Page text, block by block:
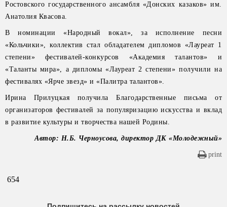
Ростовского государственного ансамбля «Донских казаков» им.
Анатолия Квасова.
В номинации «Народный вокал», за исполнение песни
«Кольчики», коллектив стал обладателем дипломов «Лауреат 1
степени» фестивалей-конкурсов «Академия талантов» и
«Таланты мира», а дипломы «Лауреат 2 степени» получили на
фестивалях «Ярче звезд» и «Палитра талантов».
Ирина Прилуцкая получила Благодарственные письма от
организаторов фестивалей за популяризацию искусства и вклад
в развитие культуры и творчества нашей Родины.
Автор: Н.Б. Черноусова, директор ДК «Молодежный»
print
654